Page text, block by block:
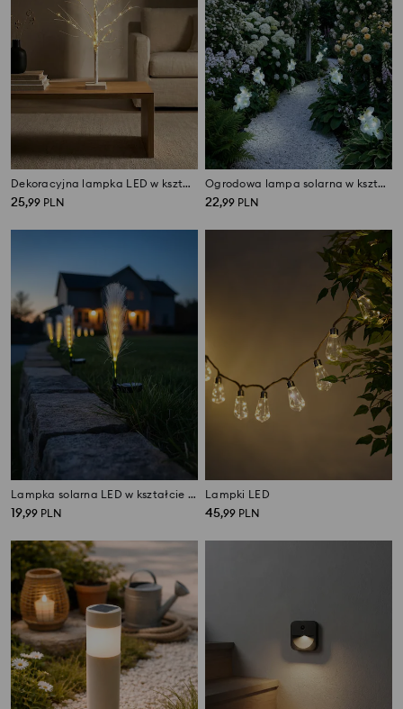
Dekoracyjna lampka LED w kształcie drzewa
25,99 PLN
Ogrodowa lampa solarna w kształcie kwiatów
22,99 PLN
Lampka solarna LED w kształcie trawy pampasowej
19,99 PLN
Lampki LED
45,99 PLN